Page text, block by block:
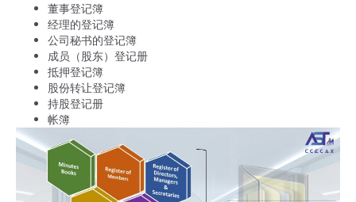
董事登记簿
经理的登记簿
公司秘书的登记簿
成员（股东）登记册
抵押登记簿
股份转让登记簿
持股登记册
帐簿